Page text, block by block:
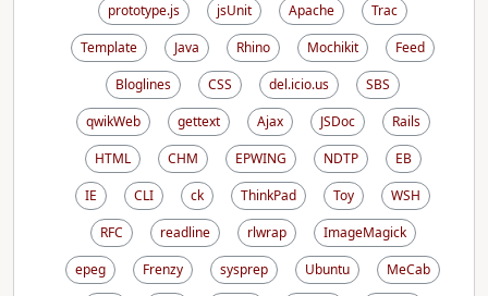
prototype.js
jsUnit Apache
Trac
Template
Java Rhino Mochikit
Feed
Bloglines
CSS del.icio.us
SBS
qwikWeb
gettext Ajax JSDoc
Rails
HTML
CHM EPWING NDTP
EB
IE
CLI ck ThinkPad Toy
WSH
RFC
readline rlwrap
ImageMagick
epeg
Frenzy sysprep Ubuntu
MeCab